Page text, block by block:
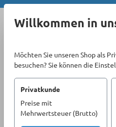
Zum Hauptinhalt springen
Willkommen in
Möchten Sie unseren Shop als
besuchen? Sie können die
Privatkunde
Preise mit
Mehrwertsteuer (Brutto)
Sortiment
Berufsmoden &
Arbeitsbekleidung
Jacken &